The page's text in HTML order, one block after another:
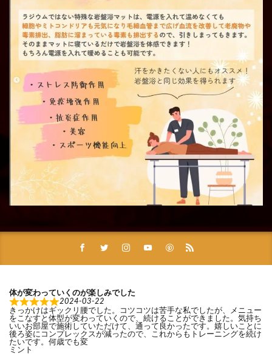
体が変わっていくのが楽しみでした
2024-03-22
きっかけはギックリ腰でした。コツコツは苦手な私でしたが、メニュー
をこなすと体型が変わっていくので、続けることができました。気持ち
いいお部屋で施術していただけて、通って良かったです。嬉しいことに
後ろ姿にコンプレックスが減ったので、これからもトレーニングを続け
たいです。何歳でも変
ミント